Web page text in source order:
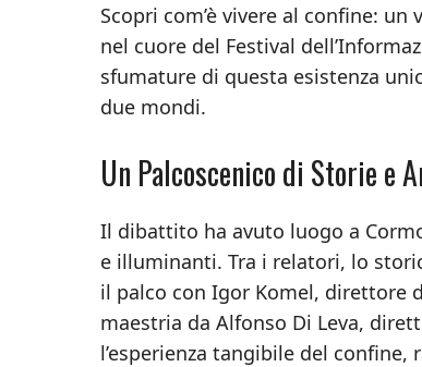
Scopri com’è vivere al confine:
nel cuore del Festival
sfumature di questa esistenza
due mondi.
Un Palcoscenico di Storie e
Il dibattito ha avuto luogo a
e illuminanti. Tra i relatori, lo
il palco con Igor Komel, direttore
maestria da Alfonso Di Leva,
l’esperienza tangibile del